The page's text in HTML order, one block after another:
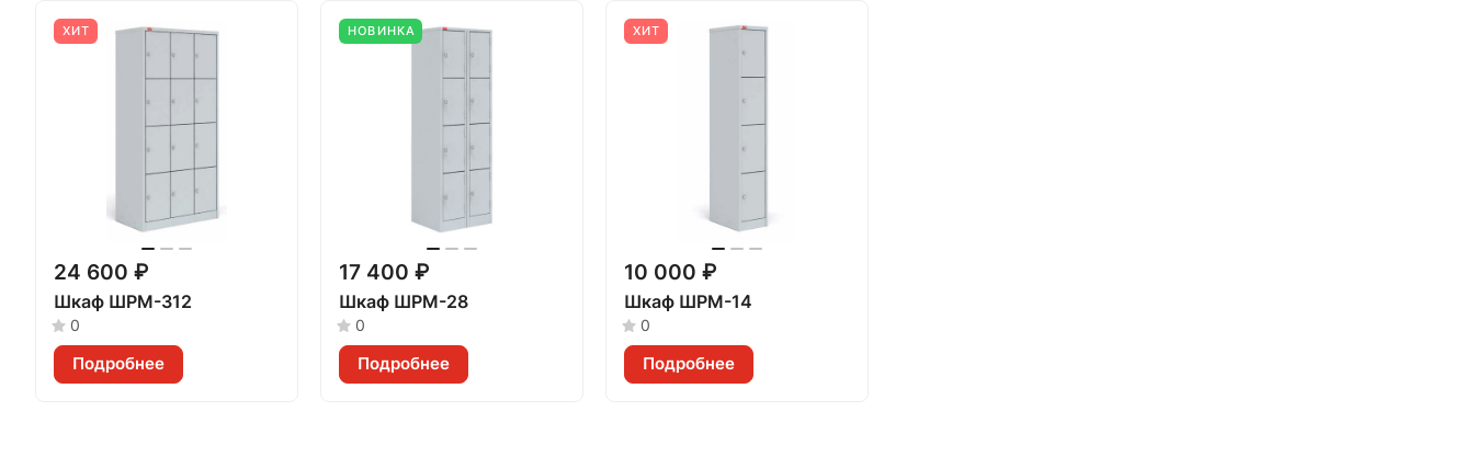
ХИТ
24 600 ₽
Шкаф ШРМ-312
0
Подробнее
НОВИНКА
17 400 ₽
Шкаф ШРМ-28
0
Подробнее
ХИТ
10 000 ₽
Шкаф ШРМ-14
0
Подробнее